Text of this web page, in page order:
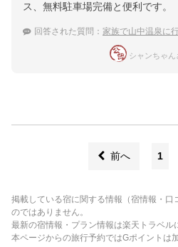
ス、無料駐車場完備と便利です。
回答された質問： 家族で山中温泉に行きます。カニ
シャンちゃん
前へ 1
掲載している宿に関する情報（宿情報・口
のではありません。
最新の宿情報・プラン情報は楽天トラベル
本ページからの旅行予約ではGポイントは